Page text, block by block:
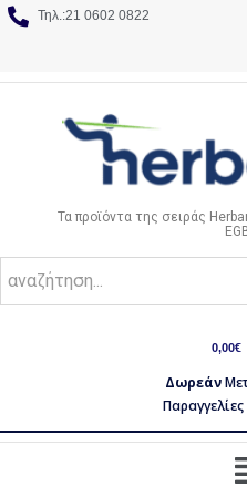
Τηλ.:21 0602 0822
Τα προϊόντα της σειράς
0,00€
Δωρεάν